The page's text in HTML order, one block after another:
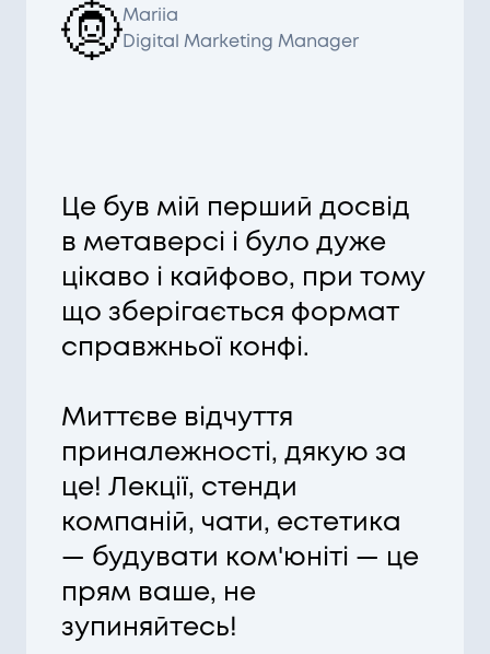
Mariia
Digital Marketing Manager
Це був мій перший досвід
в метаверсі і було дуже
цікаво і кайфово, при тому
що зберігається формат
справжньої конфі.
Миттєве відчуття
приналежності, дякую за
це! Лекції, стенди
компаній, чати, естетика
— будувати ком'юніті — це
прям ваше, не
зупиняйтесь!